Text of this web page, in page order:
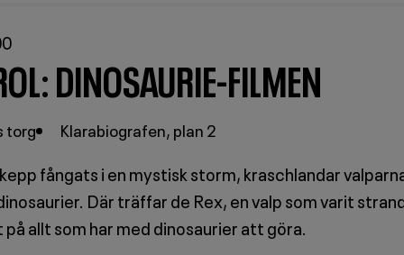
DINOSAURIE-FILMEN
torg Klarabiografen, plan 2
fångats i en mystisk storm, kraschlandar
Där träffar de Rex, en valp som varit
allt som har med dinosaurier att göra.